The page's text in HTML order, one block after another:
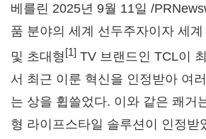
베를린 2025년 9월 11일 /
품 분야의 세계 선두주자이자 세
및 초대형[1] TV 브랜드인 TCL이
서 최근 이룬 혁신을 인정받아 여
는 상을 휩쓸었다. 이와 같은 쾌거
형 라이프스타일 솔루션이 인정받